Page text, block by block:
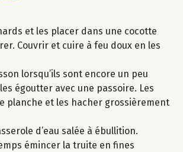
et les placer dans une cocotte
Couvrir et cuire à feu doux en les
lorsqu’ils sont encore un peu
égoutter avec une passoire. Les
planche et les hacher grossièrement
d’eau salée à ébullition.
émincer la truite en fines